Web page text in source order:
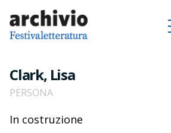
Clark, Lisa
PERSONA
In costruzione